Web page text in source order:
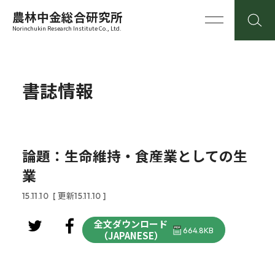
農林中金総合研究所
Norinchukin Research Institute Co., Ltd.
書誌情報
論題：生命維持・食産業としての生
業
15.11.10 [ 更新15.11.10 ]
全文ダウンロード
（JAPANESE）
664.8KB